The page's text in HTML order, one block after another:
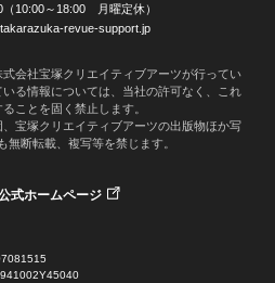
（10:00～18:00 月曜定休）
revue-support.jp
会社宝塚クリエイティブアーツが行ってい
る情報については、当社の許可なく、これ
ことを固く禁止します。
宝塚クリエイティブアーツの出版物ほか写
無断転載、複写等を禁じます。
式ホームページ